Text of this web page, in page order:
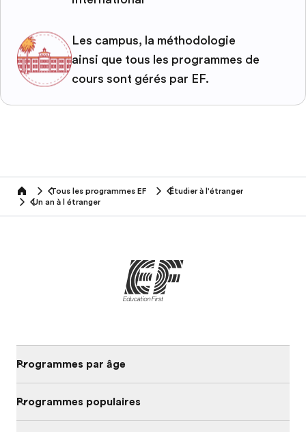
Les campus, la méthodologie
ainsi que tous les programmes de
cours sont gérés par EF.
home Tous les programmes EF
Étudier à l'étranger
Un an à l étranger
Programmes par âge
Programmes populaires